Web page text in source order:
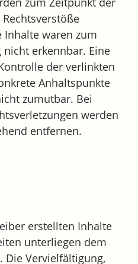
waren zum
erkennbar. Eine
der verlinkten
Anhaltspunkte
zumutbar. Bei
werden
entfernen.
erstellten Inhalte
unterliegen dem
Die Vervielfältigung,